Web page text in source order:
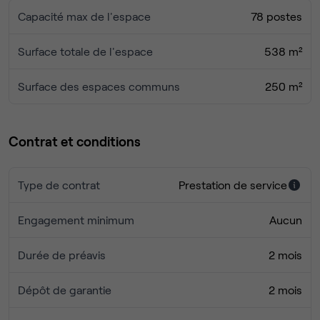
Capacité max de l'espace 78 postes
Surface totale de l'espace 538 m²
Surface des espaces communs 250 m²
Contrat et conditions
Type de contrat Prestation de service
Engagement minimum Aucun
Durée de préavis 2 mois
Dépôt de garantie 2 mois